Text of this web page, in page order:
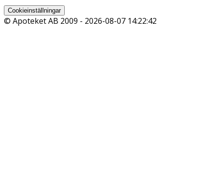
Cookieinställningar
© Apoteket AB 2009 - 2026-08-07 14:22:42